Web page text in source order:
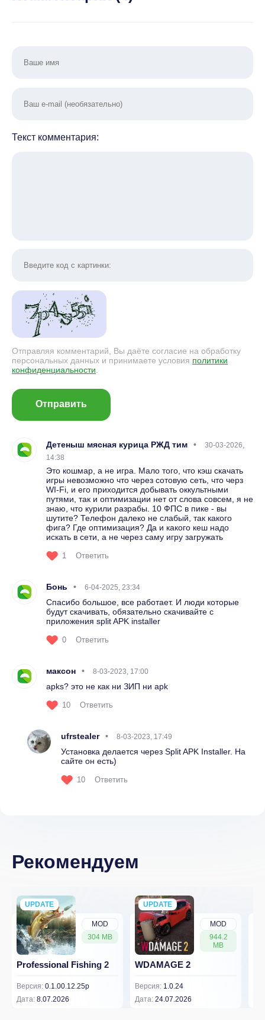
Текст комментария:
Отправляя комментарий, Вы даёте согласие на обработку
персональных данных и принимаете условия политики
конфиденциальности.
Отправить
Детеныш мясная курица РЖД тим
30-03-2026,
14:38
Это кошмар, а не игра. Мало того, что кэш скачать
игры невозможно что через сотовую сеть, что черз
WI-Fi, и его приходится добывать оккультными
путями, так и оптимизации нет от слова совсем, я не
знаю, что курили разрабы. 10 ФПС в пике - вы
шутите? Телефон далеко не слабый, так какого
фига? Где оптимизация? Да и какого кеш надо
искать в сети, а не через саму игру загружать
1 Ответить
Бонь 6-04-2025, 23:34
Спасибо большое, все работает. И люди которые
будут скачивать, обязательно скачивайте с
приложения split APK installer
0 Ответить
максон 8-03-2023, 17:00
apks? это не как ни ЗИП ни apk
10 Ответить
ufrstealer 8-03-2023, 17:49
Установка делается через Split APK Installer. На
сайте он есть)
10 Ответить
Рекомендуем
MOD
304 MB
UPDATE
NEW
Professional Fishing 2
Версия: 0.1.00.12.25p
Дата: 8.07.2026
MOD
944.2
MB
UPDATE
NEW
WDAMAGE 2
Версия: 1.0.24
Дата: 24.07.2026